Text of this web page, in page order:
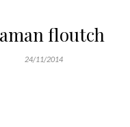
floutch
24/11/2014